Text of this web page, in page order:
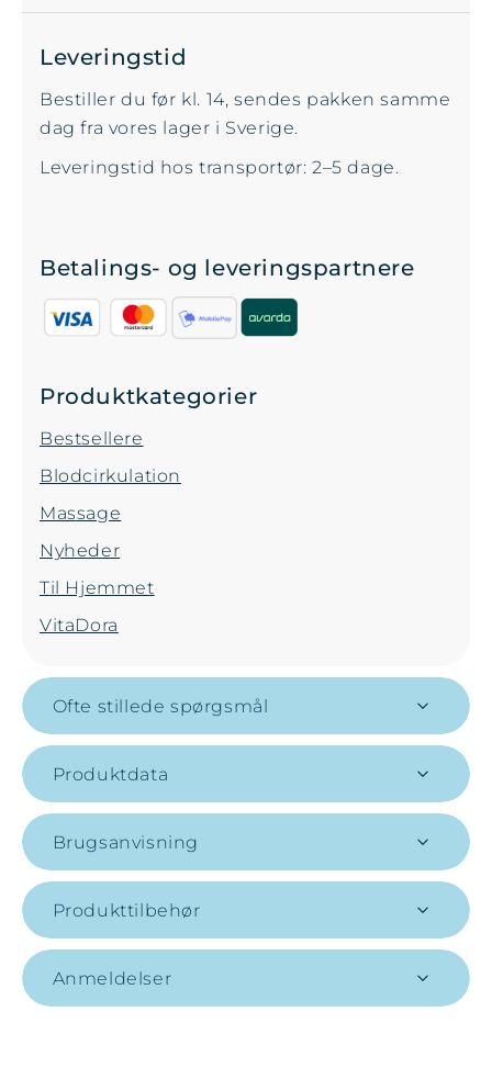
Leveringstid
Bestiller du før kl. 14, sendes pakken samme
dag fra vores lager i Sverige.
Leveringstid hos transportør: 2–5 dage.
Betalings- og leveringspartnere
Produktkategorier
Bestsellere
Blodcirkulation
Massage
Nyheder
Til Hjemmet
VitaDora
Ofte stillede spørgsmål
Produktdata
Brugsanvisning
Produkttilbehør
Anmeldelser